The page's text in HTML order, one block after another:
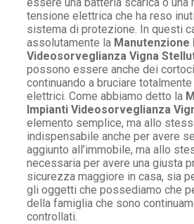
tensione elettrica che ha reso
sistema di protezione. In questi
assolutamente la Manutenzione
Videosorveglianza Vigna
possono essere anche dei
continuando a bruciare
elettrici. Come abbiamo detto la
Impianti Videosorveglianza
elemento semplice, ma allo
indispensabile anche per avere
aggiunto all’immobile, ma allo
necessaria per avere una giusta
sicurezza maggiore in casa, sia
gli oggetti che possediamo che
della famiglia che sono
controllati.